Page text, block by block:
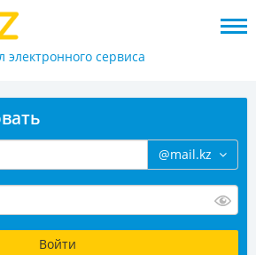
электронного сервиса
@mail.kz